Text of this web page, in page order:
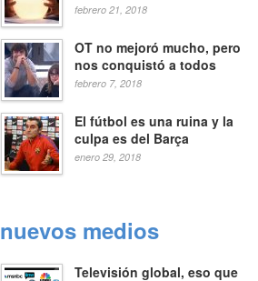
febrero 21, 2018
OT no mejoró mucho, pero
nos conquistó a todos
febrero 7, 2018
El fútbol es una ruina y la
culpa es del Barça
enero 29, 2018
nuevos medios
Televisión global, eso que